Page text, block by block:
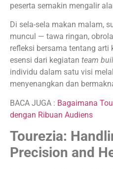
peserta semakin mengalir
Di sela-sela makan malam,
muncul — tawa ringan,
refleksi bersama tentang
esensi dari kegiatan team
individu dalam satu visi
menyenangkan dan
BACA JUGA : Bagaimana
dengan Ribuan Audiens
Tourezia:
Precision and